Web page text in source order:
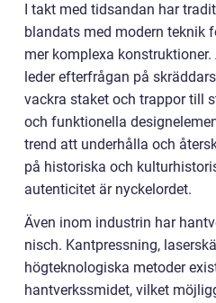
I takt med tidsandan har
blandats med modern teknik
mer komplexa
leder efterfrågan på
vackra staket och trappor till
och funktionella
trend att underhålla och
på historiska och
autenticitet är nyckelordet.
Även inom industrin har
nisch. Kantpressning,
högteknologiska metoder
hantverkssmidet, vilket